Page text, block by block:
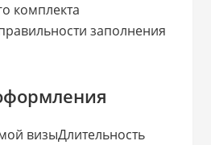
комплекта
заполнения
визыДлительность